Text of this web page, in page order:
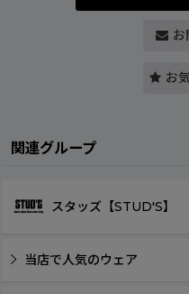
お
お
関連グループ
スタッズ【STUD'S】
当店で人気のウェア